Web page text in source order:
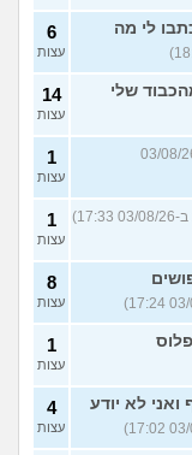
לי מה
6
עצות
שלי 14
עצות
בת 20, כתבה ב-03/08/26
1
עצות
1
עצות
8
עצות
1
עצות
לא יודע
4
עצות